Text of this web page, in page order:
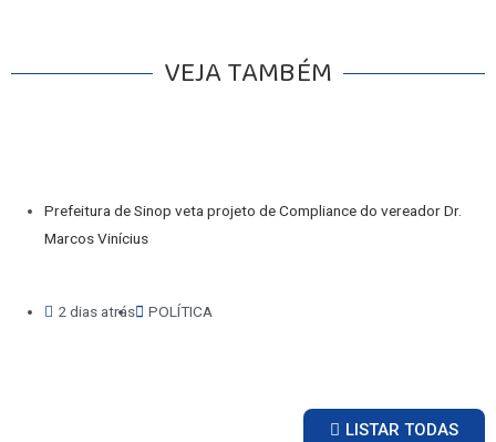
VEJA TAMBÉM
Prefeitura de Sinop veta projeto de Compliance do vereador Dr.
Marcos Vinícius
2 dias atrás POLÍTICA
LISTAR TODAS